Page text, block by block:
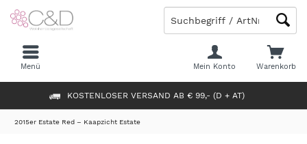
KOSTENLOSER VERSAND AB € 99,- (D + AT)
Warenkorb
Mein Konto
Menü
2015er Estate Red – Kaapzicht Estate